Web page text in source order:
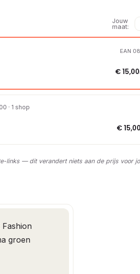
Jouw
maat:
EAN
€ 15,00
· 1 shop
€ 15,00
links — dit verandert niets aan de prijs voor